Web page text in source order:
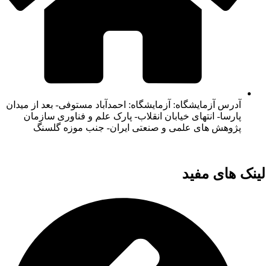
آدرس آزمایشگاه: آزمایشگاه: احمدآباد مستوفی- بعد از میدان
پارسا- انتهای خیابان انقلاب- پارک علم و فناوری سازمان
پژوهش های علمی و صنعتی ایران- جنب موزه گلسنگ
لینک های مفید